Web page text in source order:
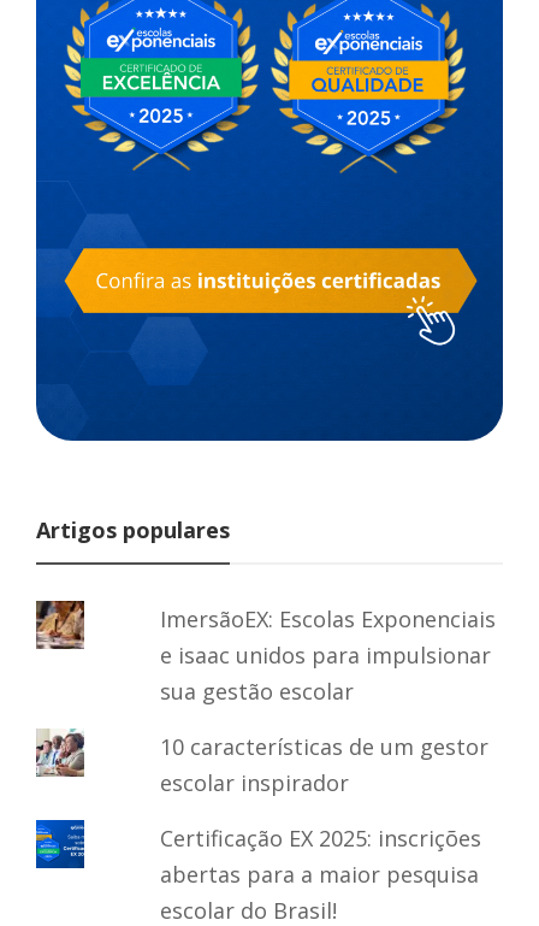
Artigos populares
ImersãoEX: Escolas Exponenciais
e isaac unidos para impulsionar
sua gestão escolar
10 características de um gestor
escolar inspirador
Certificação EX 2025: inscrições
abertas para a maior pesquisa
escolar do Brasil!